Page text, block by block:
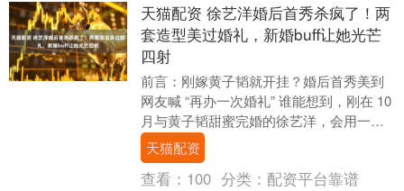
天猫配资 徐艺洋婚后首秀杀疯了！两
套造型美过婚礼，新婚buff让她光芒
四射
前言：刚嫁黄子韬就开挂？婚后首秀美到
网友喊 “再办一次婚礼” 谁能想到，刚在 10
月与黄子韬甜蜜完婚的徐艺洋，会用一场
婚后首秀炸翻时尚圈？三亚国际婚纱时装
周上....
天猫配资
查看： 100 分类： 配资平台靠谱